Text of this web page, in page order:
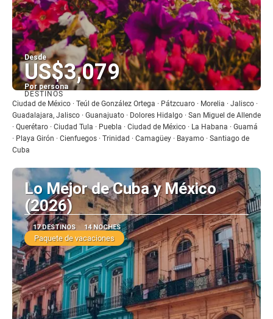
Desde
US$3,079
Por persona
Ver
DESTINOS
Ciudad de México · Teúl de González Ortega · Pátzcuaro · Morelia · Jalisco ·
Guadalajara, Jalisco · Guanajuato · Dolores Hidalgo · San Miguel de Allende
· Querétaro · Ciudad Tula · Puebla · Ciudad de México · La Habana · Guamá
· Playa Girón · Cienfuegos · Trinidad · Camagüey · Bayamo · Santiago de
Cuba
Lo Mejor de Cuba y México
(2026)
17 DESTINOS 14 NOCHES
Paquete de vacaciones